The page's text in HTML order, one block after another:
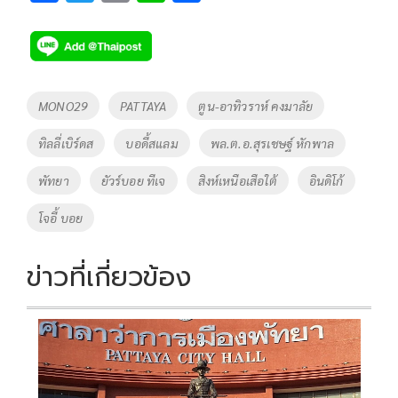
e
b
o
o
k
tt
er
p
y
Li
n
k
Tags
MONO29 PATTAYA ตูน-อาทิวราห์ คงมาลัย
ทิลลี่เบิร์ดส บอดี้สแลม พล.ต.อ.สุรเชษฐ์ หักพาล
พัทยา ยัวร์บอย ทีเจ สิงห์เหนือเสือใต้ อินดิโก้
โจอี้ บอย
ข่าวที่เกี่ยวข้อง